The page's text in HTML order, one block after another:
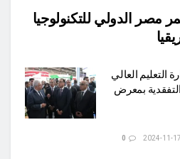
مصر الدولي للتكنولوجيا
التعليم العالي
بمعرض